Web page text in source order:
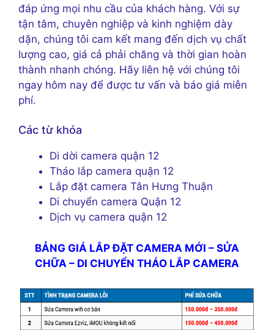
đáp ứng mọi nhu cầu của khách hàng. Với sự
tận tâm, chuyên nghiệp và kinh nghiệm dày
dặn, chúng tôi cam kết mang đến dịch vụ chất
lượng cao, giá cả phải chăng và thời gian hoàn
thành nhanh chóng. Hãy liên hệ với chúng tôi
ngay hôm nay để được tư vấn và báo giá miễn
phí.
Các từ khóa
Di dời camera quận 12
Tháo lắp camera quận 12
Lắp đặt camera Tân Hưng Thuận
Di chuyển camera Quận 12
Dịch vụ camera quận 12
BẢNG GIÁ LẮP ĐẶT CAMERA MỚI – SỬA
CHỮA – DI CHUYỂN THÁO LẮP CAMERA